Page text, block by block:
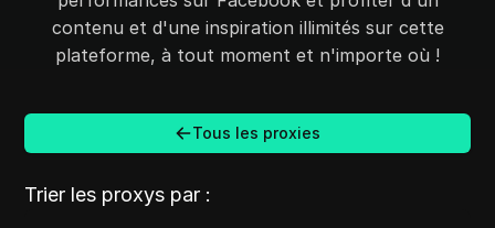
contenu et d'une inspiration illimités sur cette
plateforme, à tout moment et n'importe où !
Tous les proxies
Trier les proxys par :